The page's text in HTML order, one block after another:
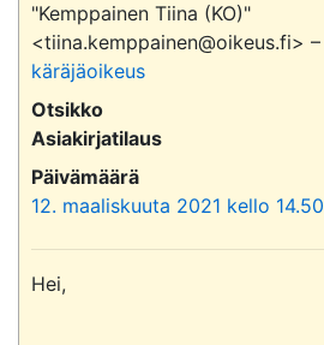
"Kemppainen Tiina (KO)"
<tiina.kemppainen@oikeus.fi> –
käräjäoikeus
Otsikko
Asiakirjatilaus
Päivämäärä
12. maaliskuuta 2021 kello 14.50
Hei,